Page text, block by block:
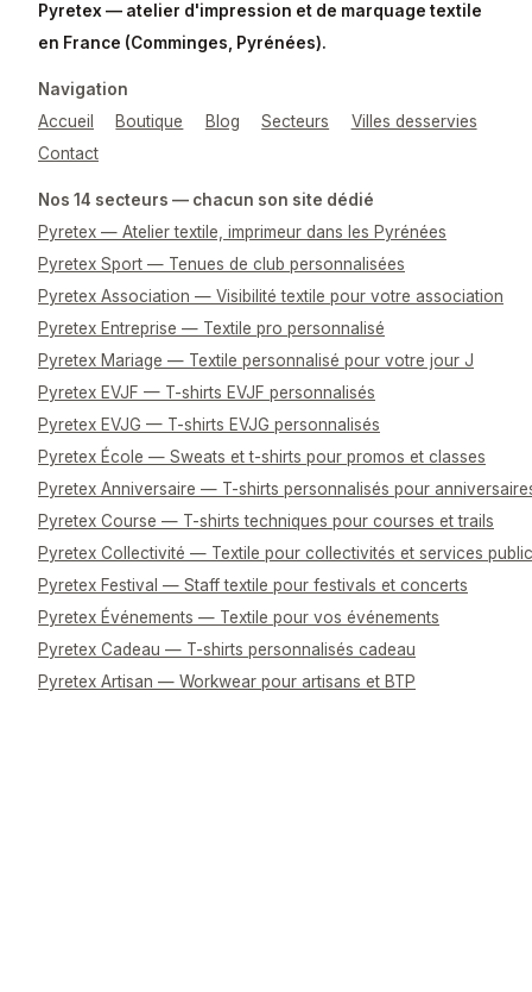
Pyretex — atelier d'impression et de marquage textile
en France (Comminges, Pyrénées).
Navigation
Accueil
Boutique Blog Secteurs
Villes desservies
Contact
Nos 14 secteurs — chacun son site dédié
Pyretex — Atelier textile, imprimeur dans les Pyrénées
Pyretex Sport — Tenues de club personnalisées
Pyretex Association — Visibilité textile pour votre association
Pyretex Entreprise — Textile pro personnalisé
Pyretex Mariage — Textile personnalisé pour votre jour J
Pyretex EVJF — T-shirts EVJF personnalisés
Pyretex EVJG — T-shirts EVJG personnalisés
Pyretex École — Sweats et t-shirts pour promos et classes
Pyretex Anniversaire — T-shirts personnalisés pour
Pyretex Course — T-shirts techniques pour courses et trails
Pyretex Collectivité — Textile pour collectivités et services
Pyretex Festival — Staff textile pour festivals et concerts
Pyretex Événements — Textile pour vos événements
Pyretex Cadeau — T-shirts personnalisés cadeau
Pyretex Artisan — Workwear pour artisans et BTP